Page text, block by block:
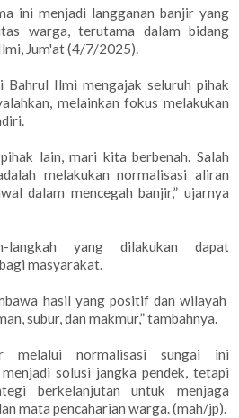
ini menjadi langganan banjir yang
warga, terutama dalam bidang
Jum'at (4/7/2025).
Bahrul Ilmi mengajak seluruh pihak
melainkan fokus melakukan
lain, mari kita berbenah. Salah
melakukan normalisasi aliran
dalam mencegah banjir,” ujarnya
langkah yang dilakukan dapat
masyarakat.
hasil yang positif dan wilayah
subur, dan makmur,” tambahnya.
melalui normalisasi sungai ini
solusi jangka pendek, tetapi
berkelanjutan untuk menjaga
mata pencaharian warga. (mah/jp).